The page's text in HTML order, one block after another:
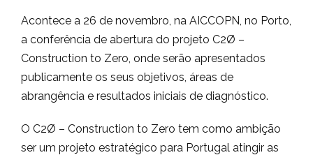
Acontece a 26 de novembro, na AICCOPN, no Porto,
a conferência de abertura do projeto C2Ø –
Construction to Zero, onde serão apresentados
publicamente os seus objetivos, áreas de
abrangência e resultados iniciais de diagnóstico.
O C2Ø – Construction to Zero tem como ambição
ser um projeto estratégico para Portugal atingir as